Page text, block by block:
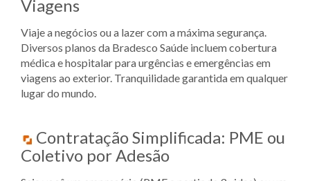
Viagens
Viaje a negócios ou a lazer com a máxima segurança.
Diversos planos da Bradesco Saúde incluem cobertura
médica e hospitalar para urgências e emergências em
viagens ao exterior. Tranquilidade garantida em qualquer
lugar do mundo.
Contratação Simplificada: PME ou
Coletivo por Adesão